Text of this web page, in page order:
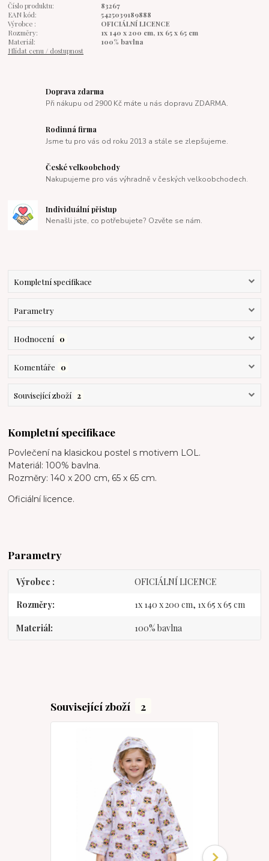
Číslo produktu:
83267
EAN kód:
5425039189888
Výrobce :
OFICIÁLNÍ LICENCE
Rozměry:
1x 140 x 200 cm, 1x 65 x 65 cm
Materiál:
100% bavlna
Hlídat cenu / dostupnost
Doprava zdarma
Při nákupu od 2900 Kč máte u nás dopravu ZDARMA.
Rodinná firma
Jsme tu pro vás od roku 2013 a stále se zlepšujeme.
České velkoobchody
Nakupujeme pro vás výhradně v českých velkoobchodech.
Individuální přistup
Nenašli jste, co potřebujete? Ozvěte se nám.
Kompletní specifikace
Parametry
Hodnocení 0
Komentáře 0
Související zboží 2
Kompletní specifikace
Povlečení na klasickou postel s motivem LOL.
Materiál: 100% bavlna.
Rozměry: 140 x 200 cm, 65 x 65 cm.
Oficiální licence.
Parametry
Výrobce OFICIÁLNÍ LICENCE
Rozměry 1x 140 x 200 cm, 1x 65 x 65 cm
Materiál 100% bavlna
Související zboží 2